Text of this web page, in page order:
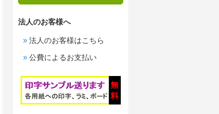
法人のお客様へ
法人のお客様はこちら
公費によるお支払い